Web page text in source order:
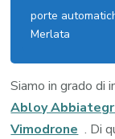
porte
Merlata
Siamo in grado di
Abloy
Vimodrone . Di